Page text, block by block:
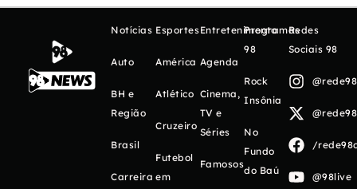
Notícias
Auto
BH e
Região
Brasil
Carreira
Esportes
América
Atlético
Cruzeiro
Futebol
em
Entretenimento
Agenda
Cinema,
TV e
Séries
Famosos
Programas
98
Rock
Insônia
No
Fundo
do Baú
Redes
Sociais 98
/
@98live